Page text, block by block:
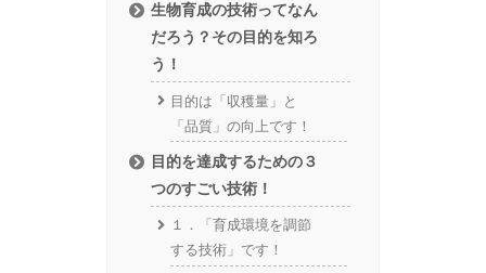
生物育成の技術ってなん
だろう？その目的を知ろ
う！
目的は「収穫量」と
「品質」の向上です！
目的を達成するための３
つのすごい技術！
１．「育成環境を調節
する技術」です！